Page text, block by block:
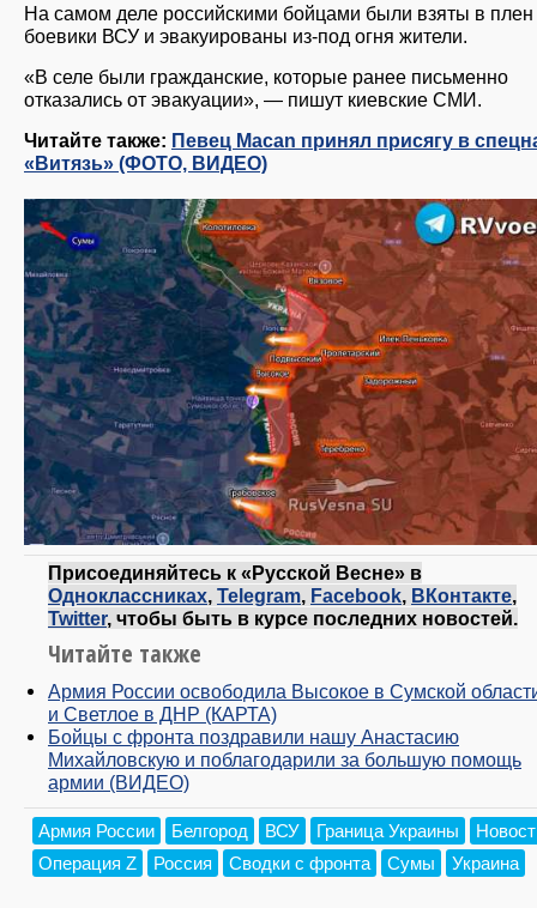
На самом деле российскими бойцами были взяты в плен
боевики ВСУ и эвакуированы из-под огня жители.
«В селе были гражданские, которые ранее письменно
отказались от эвакуации», — пишут киевские СМИ.
Читайте также: Певец Macan принял присягу в
«Витязь» (ФОТО, ВИДЕО)
Присоединяйтесь к «Русской Весне» в
Одноклассниках, Telegram, Facebook, ВКонтакте,
Twitter, чтобы быть в курсе последних новостей.
Читайте также
Армия России освободила Высокое в Сумской
и Светлое в ДНР (КАРТА)
Бойцы с фронта поздравили нашу Анастасию
Михайловскую и поблагодарили за большую помощь
армии (ВИДЕО)
Армия России Белгород ВСУ Граница Украины
Операция Z
Россия Сводки с фронта Сумы Украина